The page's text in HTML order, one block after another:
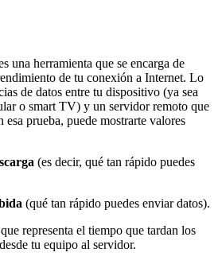
una herramienta que se encarga de
de tu conexión a Internet. Lo
de datos entre tu dispositivo (ya sea
o smart TV) y un servidor remoto que
esa prueba, puede mostrarte valores
(es decir, qué tan rápido puedes
(qué tan rápido puedes enviar datos).
representa el tiempo que tardan los
tu equipo al servidor.